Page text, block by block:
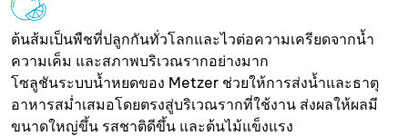
ต้นส้มเป็นพืชที่ปลูกกันทั่วโลกและไวต่อความเครียดจากน้ำ
ความเค็ม และสภาพบริเวณรากอย่างมาก
โซลูชันระบบน้ำหยดของ Metzer ช่วยให้การส่งน้ำและธาตุ
อาหารสม่ำเสมอโดยตรงสู่บริเวณรากที่ใช้งาน ส่งผลให้ผลมี
ขนาดใหญ่ขึ้น รสชาติดีขึ้น และต้นไม้แข็งแรง